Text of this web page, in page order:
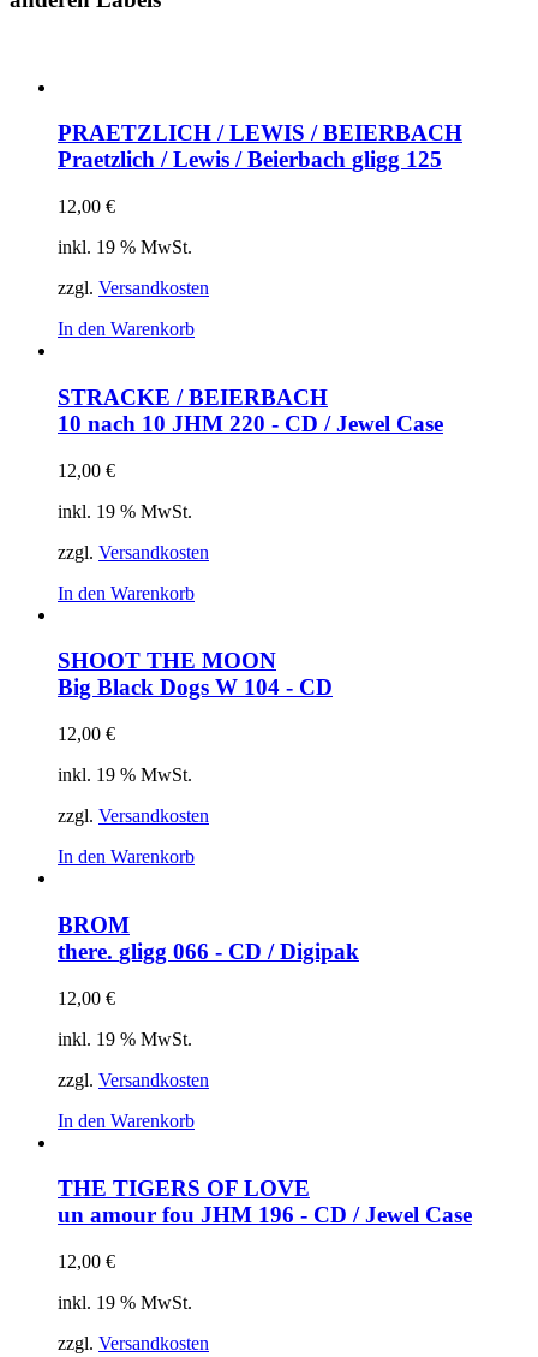
PRAETZLICH / LEWIS / BEIERBACH
Praetzlich / Lewis / Beierbach gligg 125
12,00 €
inkl. 19 % MwSt.
zzgl. Versandkosten
In den Warenkorb
STRACKE / BEIERBACH
10 nach 10 JHM 220 - CD / Jewel Case
12,00 €
inkl. 19 % MwSt.
zzgl. Versandkosten
In den Warenkorb
SHOOT THE MOON
Big Black Dogs W 104 - CD
12,00 €
inkl. 19 % MwSt.
zzgl. Versandkosten
In den Warenkorb
BROM
there. gligg 066 - CD / Digipak
12,00 €
inkl. 19 % MwSt.
zzgl. Versandkosten
In den Warenkorb
THE TIGERS OF LOVE
un amour fou JHM 196 - CD / Jewel Case
12,00 €
inkl. 19 % MwSt.
zzgl. Versandkosten